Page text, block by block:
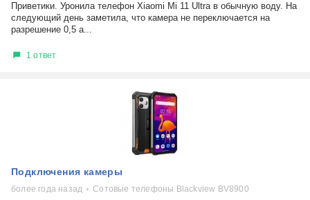
Приветики. Уронила телефон Xiaomi Mi 11 Ultra в обычную воду. На
следующий день заметила, что камера не переключается на
разрешение 0,5 а...
1 ответ
Подключения камеры
более года назад Сотовые телефоны Blackview BV8900